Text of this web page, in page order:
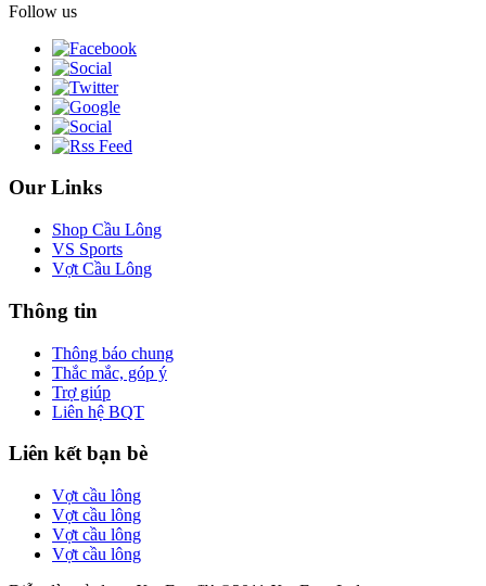
Follow us
Our Links
Shop Cầu Lông
VS Sports
Vợt Cầu Lông
Thông tin
Thông báo chung
Thắc mắc, góp ý
Trợ giúp
Liên hệ BQT
Liên kết bạn bè
Vợt cầu lông
Vợt cầu lông
Vợt cầu lông
Vợt cầu lông